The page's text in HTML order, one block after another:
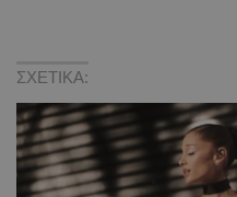
ΣΧΕΤΙΚΑ: